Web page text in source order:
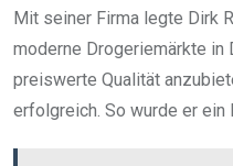
Mit seiner Firma legte Dirk
moderne Drogeriemärkte in
preiswerte Qualität
erfolgreich. So wurde er ein